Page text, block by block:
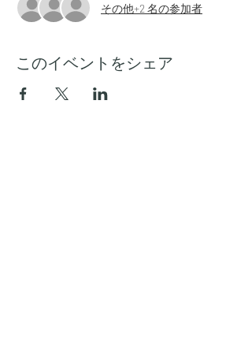
その他+2 名の参加者
このイベントをシェア